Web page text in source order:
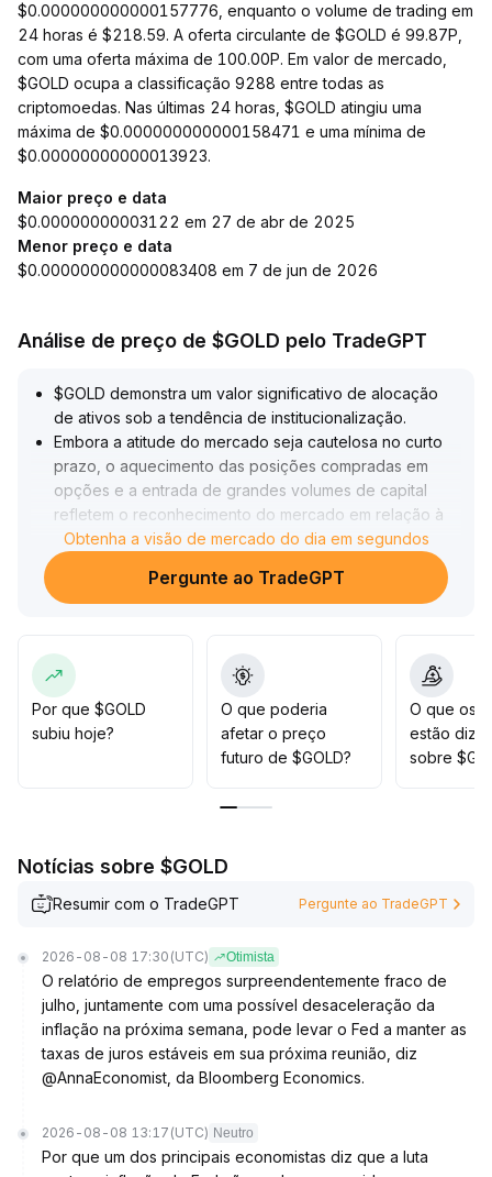
$0.000000000000157776, enquanto o volume de trading em
24 horas é $218.59. A oferta circulante de $GOLD é 99.87P,
com uma oferta máxima de 100.00P. Em valor de mercado,
$GOLD ocupa a classificação 9288 entre todas as
criptomoedas. Nas últimas 24 horas, $GOLD atingiu uma
máxima de $0.000000000000158471 e uma mínima de
$0.00000000000013923.
Maior preço e data
$0.00000000003122 em 27 de abr de 2025
Menor preço e data
$0.000000000000083408 em 7 de jun de 2026
Análise de preço de $GOLD pelo TradeGPT
$GOLD demonstra um valor significativo de alocação
de ativos sob a tendência de institucionalização.
Embora a atitude do mercado seja cautelosa no curto
prazo, o aquecimento das posições compradas em
opções e a entrada de grandes volumes de capital
refletem o reconhecimento do mercado em relação à
alocação de tokens de ouro, impulsionando uma força
de recuperação contínua na faixa de preço atual
Considerando a esperada fraqueza prolongada do
para alocação de médio a longo prazo devido às suas
vantagens de conformidade e auditoria
Recomenda-se posicionamento em fases durante
ajustes temporários, com atenção especial à entrada
em baixas próximas aos suportes críticos (faixa-alvo:
Ao mesmo tempo, é essencial monitorar
mudanças na preferência por risco nos mercados de
derivativos, ajustando a posição de modo flexível para
garantir a capacidade defensiva do portfólio .
Obtenha a visão de mercado do dia em segundos
Pergunte ao TradeGPT
Por que $GOLD
subiu hoje?
O que poderia
afetar o preço
futuro de $GOLD?
O que os
estão
sobre
Notícias sobre $GOLD
Resumir com o TradeGPT Pergunte ao TradeGPT
2026-08-08 17:30 (UTC) Otimista
O relatório de empregos surpreendentemente fraco de
julho, juntamente com uma possível desaceleração da
inflação na próxima semana, pode levar o Fed a manter as
taxas de juros estáveis em sua próxima reunião, diz
@AnnaEconomist, da Bloomberg Economics.
2026-08-08 13:17 (UTC) Neutro
Por que um dos principais economistas diz que a luta